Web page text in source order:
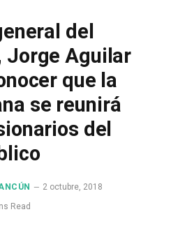
del
Jorge Aguilar
que la
se reunirá
del
2 octubre, 2018
Read